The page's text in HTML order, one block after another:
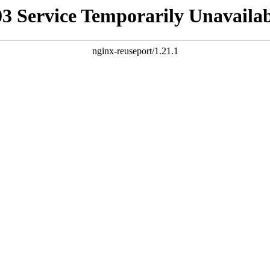
Service Temporarily
nginx-reuseport/1.21.1